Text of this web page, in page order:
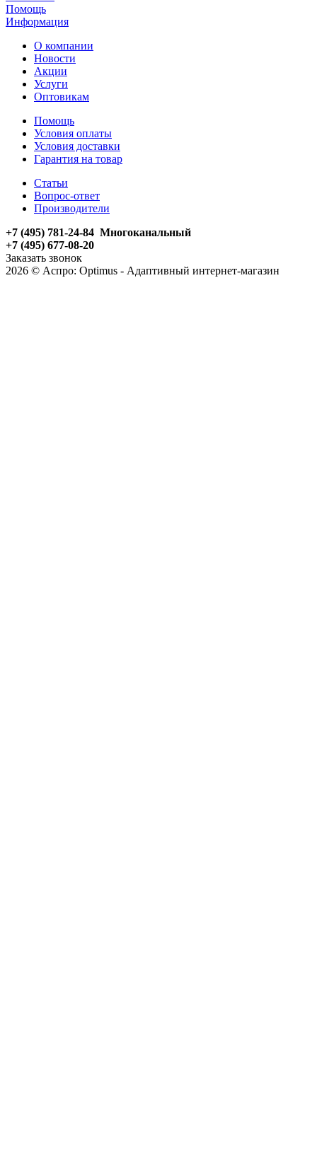
Помощь
Информация
О компании
Новости
Акции
Услуги
Оптовикам
Помощь
Условия оплаты
Условия доставки
Гарантия на товар
Статьи
Вопрос-ответ
Производители
+7 (495) 781-24-84 Многоканальный
+7 (495) 677-08-20
Заказать звонок
2026 © Аспро: Optimus - Адаптивный интернет-магазин